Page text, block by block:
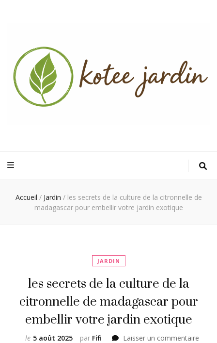
Accueil / Jardin / les secrets de la culture de la citronnelle de
madagascar pour embellir votre jardin exotique
JARDIN
les secrets de la culture de la
citronnelle de madagascar pour
embellir votre jardin exotique
par Fifi
le 5 août 2025 Laisser un commentaire